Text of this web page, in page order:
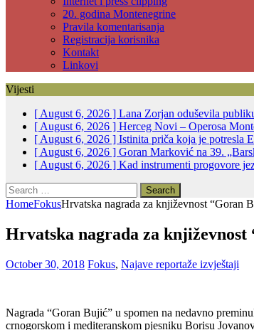
20. godina Montenegrine
Pravila komentarisanja
Registracija korisnika
Kontakt
Linkovi
Vijesti
[ August 6, 2026 ] Lana Zorjan oduševila
[ August 6, 2026 ] Herceg Novi – Operosa
[ August 6, 2026 ] Istinita priča koja je potresla
[ August 6, 2026 ] Goran Marković na 39.
[ August 6, 2026 ] Kad instrumenti progovore
Search
for:
HomeFokusHrvatska nagrada za književnost “Goran
Hrvatska nagrada za
October 30, 2018 Fokus, Najave reportaže izvještaji
Nagrada “Goran Bujić” u spomen na nedavno
crnogorskom i mediteranskom pjesniku Borisu